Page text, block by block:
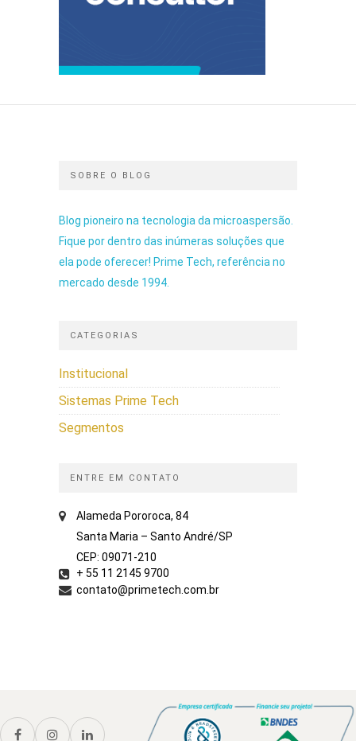
SOBRE O BLOG
Blog pioneiro na tecnologia da microaspersão.
Fique por dentro das inúmeras soluções que
ela pode oferecer! Prime Tech, referência no
mercado desde 1994.
CATEGORIAS
Institucional
Sistemas Prime Tech
Segmentos
ENTRE EM CONTATO
Alameda Pororoca, 84
Santa Maria – Santo André/SP
CEP: 09071-210
+ 55 11 2145 9700
contato@primetech.com.br